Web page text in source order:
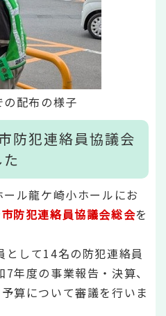
配布の様子
防犯連絡員協議会
ル龍ケ崎小ホールにお
防犯連絡員協議会総会を
として14名の防犯連絡員
年度の事業報告・決算、
算について審議を行いま